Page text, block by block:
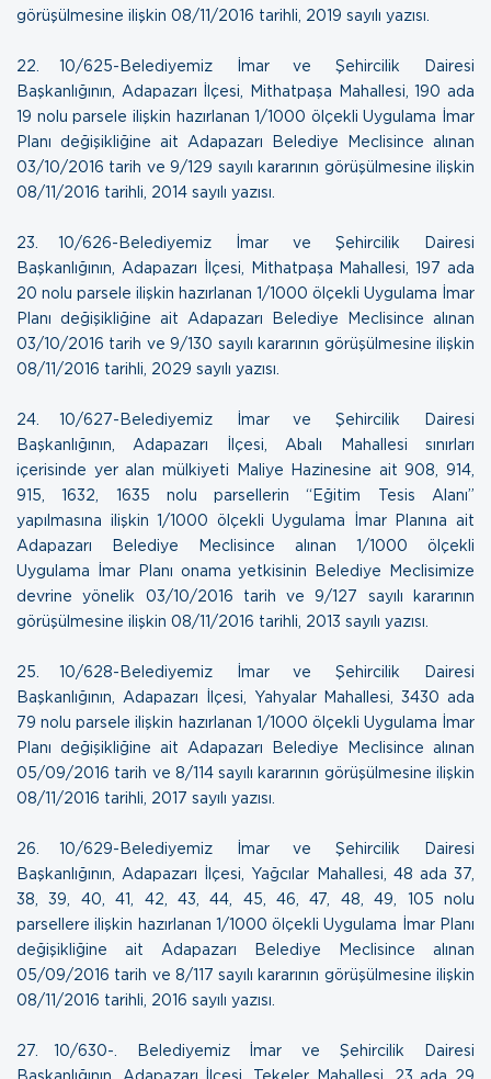
görüşülmesine ilişkin 08/11/2016 tarihli, 2019 sayılı yazısı.
22. 10/625-Belediyemiz İmar ve Şehircilik Dairesi
Başkanlığının, Adapazarı İlçesi, Mithatpaşa Mahallesi, 190 ada
19 nolu parsele ilişkin hazırlanan 1/1000 ölçekli Uygulama İmar
Planı değişikliğine ait Adapazarı Belediye Meclisince alınan
03/10/2016 tarih ve 9/129 sayılı kararının görüşülmesine ilişkin
08/11/2016 tarihli, 2014 sayılı yazısı.
23. 10/626-Belediyemiz İmar ve Şehircilik Dairesi
Başkanlığının, Adapazarı İlçesi, Mithatpaşa Mahallesi, 197 ada
20 nolu parsele ilişkin hazırlanan 1/1000 ölçekli Uygulama İmar
Planı değişikliğine ait Adapazarı Belediye Meclisince alınan
03/10/2016 tarih ve 9/130 sayılı kararının görüşülmesine ilişkin
08/11/2016 tarihli, 2029 sayılı yazısı.
24. 10/627-Belediyemiz İmar ve Şehircilik Dairesi
Başkanlığının, Adapazarı İlçesi, Abalı Mahallesi sınırları
içerisinde yer alan mülkiyeti Maliye Hazinesine ait 908, 914,
915, 1632, 1635 nolu parsellerin “Eğitim Tesis Alanı”
yapılmasına ilişkin 1/1000 ölçekli Uygulama İmar Planına ait
Adapazarı Belediye Meclisince alınan 1/1000 ölçekli
Uygulama İmar Planı onama yetkisinin Belediye Meclisimize
devrine yönelik 03/10/2016 tarih ve 9/127 sayılı kararının
görüşülmesine ilişkin 08/11/2016 tarihli, 2013 sayılı yazısı
25. 10/628-Belediyemiz İmar ve Şehircilik Dairesi
Başkanlığının, Adapazarı İlçesi, Yahyalar Mahallesi, 3430 ada
79 nolu parsele ilişkin hazırlanan 1/1000 ölçekli Uygulama İmar
Planı değişikliğine ait Adapazarı Belediye Meclisince alınan
05/09/2016 tarih ve 8/114 sayılı kararının görüşülmesine ilişkin
08/11/2016 tarihli, 2017 sayılı yazısı.
26. 10/629-Belediyemiz İmar ve Şehircilik Dairesi
Başkanlığının, Adapazarı İlçesi, Yağcılar Mahallesi, 48 ada 37,
38, 39, 40, 41, 42, 43, 44, 45, 46, 47, 48, 49, 105 nolu
parsellere ilişkin hazırlanan 1/1000 ölçekli Uygulama İmar Planı
değişikliğine ait Adapazarı Belediye Meclisince alınan
05/09/2016 tarih ve 8/117 sayılı kararının görüşülmesine ilişkin
08/11/2016 tarihli, 2016 sayılı yazısı
27. 10/630-. Belediyemiz İmar ve Şehircilik Dairesi
Başkanlığının, Adapazarı İlçesi, Tekeler Mahallesi, 23 ada 29